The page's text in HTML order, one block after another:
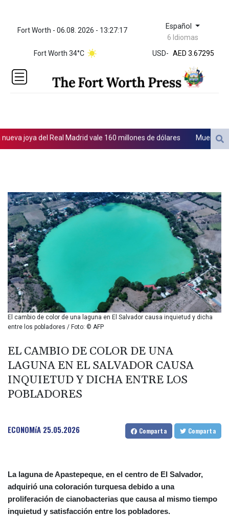
Fort Worth - 06.08. 2026 - 13:27:17 Español
6 Idiomas
Fort Worth 34°C
USD-
ZWL 321.999592
AED 3.67295
AED 3.67295
AFN
ALL 80.778943
AMD
BBD 2.013626
BDT 123.754743
BHD 0.37711
BIF 2990
BMD 1
BND 1.281981
BOB 12.092258
BRL 5.1183
BSD 0.999753
BTN 95.145446
BWP 13.521485
CDF
2259.999807
CNY 6.74905
CNH 6.748385
CUC 1
CZK 21.035899
joya del Real Madrid vale 160 millones de dólares Muere bajo
El cambio de color de una laguna en El Salvador causa inquietud y dicha
entre los pobladores / Foto: © AFP
EL CAMBIO DE COLOR DE UNA
LAGUNA EN EL SALVADOR CAUSA
INQUIETUD Y DICHA ENTRE LOS
POBLADORES
ECONOMíA 25.05.2026 Comparta Comparta
La laguna de Apastepeque, en el centro de El Salvador,
adquirió una coloración turquesa debido a una
proliferación de cianobacterias que causa al mismo tiempo
inquietud y satisfacción entre los pobladores.